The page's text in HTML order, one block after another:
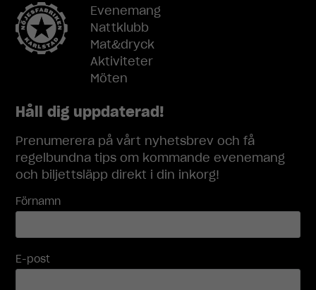
Evenemang
Nattklubb
Mat&dryck
Aktiviteter
Möten
Håll dig uppdaterad!
Prenumerera på vårt nyhetsbrev och få
regelbundna tips om kommande evenemang
och biljettsläpp direkt i din inkorg!
Förnamn
E-post
För att vi ska
kunna
förbättra
hemsidans
och
baserat på
hemsidan